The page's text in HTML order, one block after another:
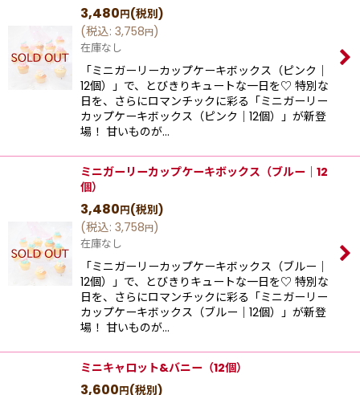
3,480円(税別)
(税込: 3,758円)
在庫なし
「ミニガーリーカップケーキボックス（ピンク｜
12個）」で、とびきりキュートな一日を♡ 特別な
日を、さらにロマンチックに彩る「ミニガーリー
カップケーキボックス（ピンク｜12個）」が新登
場！ 甘いものが…
ミニガーリーカップケーキボックス（ブルー｜12
個）
3,480円(税別)
(税込: 3,758円)
在庫なし
「ミニガーリーカップケーキボックス（ブルー｜
12個）」で、とびきりキュートな一日を♡ 特別な
日を、さらにロマンチックに彩る「ミニガーリー
カップケーキボックス（ブルー｜12個）」が新登
場！ 甘いものが…
ミニキャロット&バニー（12個）
3,600円(税別)